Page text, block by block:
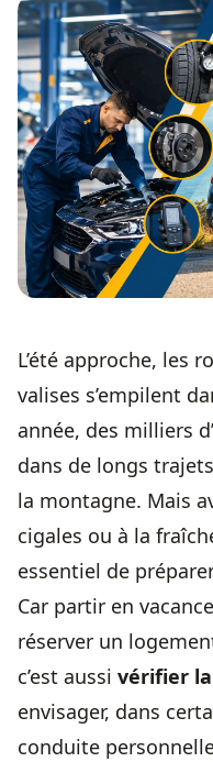
L’été approche, les
valises s’empilent
année, des milliers
dans de longs
la montagne. Mais
cigales ou à la
essentiel de
Car partir en
réserver un
c’est aussi vérifier
envisager, dans
conduite